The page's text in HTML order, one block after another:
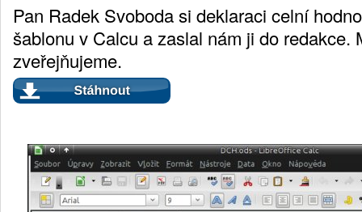
Pan Radek Svoboda si deklaraci celní
šablonu v Calcu a zaslal nám ji do redakce.
zveřejňujeme.